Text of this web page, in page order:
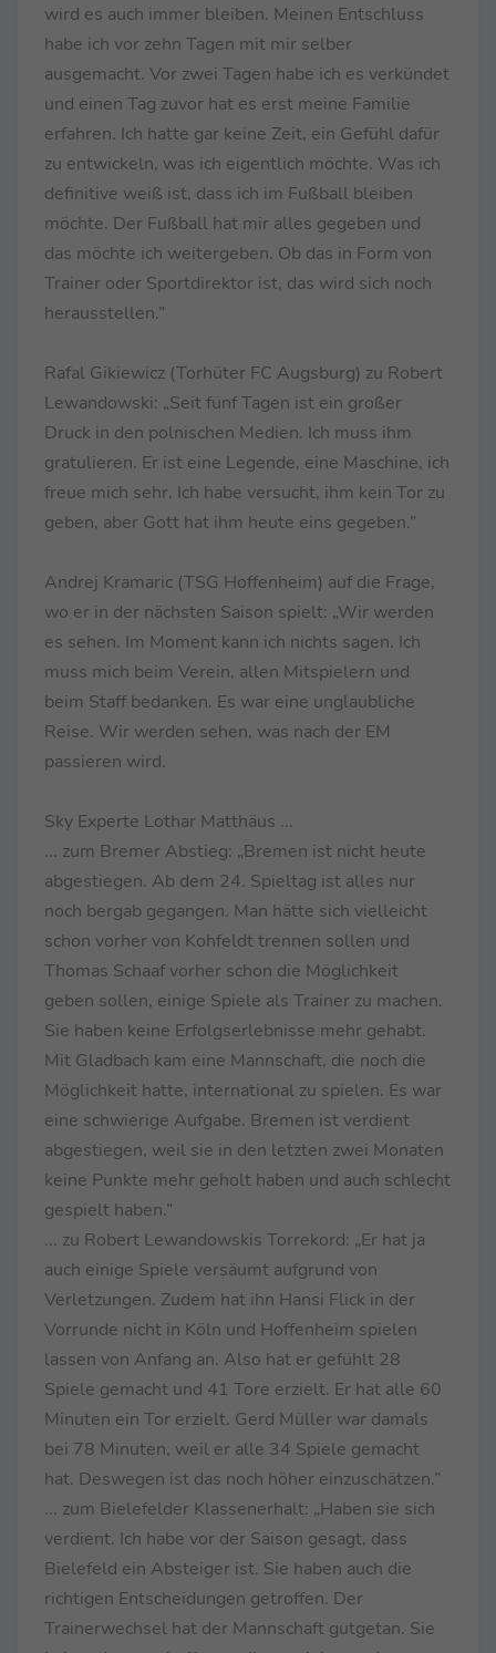
wird es auch immer bleiben. Meinen Entschluss
habe ich vor zehn Tagen mit mir selber
ausgemacht. Vor zwei Tagen habe ich es verkündet
und einen Tag zuvor hat es erst meine Familie
erfahren. Ich hatte gar keine Zeit, ein Gefühl dafür
zu entwickeln, was ich eigentlich möchte. Was ich
definitive weiß ist, dass ich im Fußball bleiben
möchte. Der Fußball hat mir alles gegeben und
das möchte ich weitergeben. Ob das in Form von
Trainer oder Sportdirektor ist, das wird sich noch
herausstellen.”
Rafal Gikiewicz (Torhüter FC Augsburg) zu Robert
Lewandowski: „Seit fünf Tagen ist ein großer
Druck in den polnischen Medien. Ich muss ihm
gratulieren. Er ist eine Legende, eine Maschine, ich
freue mich sehr. Ich habe versucht, ihm kein Tor zu
geben, aber Gott hat ihm heute eins gegeben.”
Andrej Kramaric (TSG Hoffenheim) auf die Frage,
wo er in der nächsten Saison spielt: „Wir werden
es sehen. Im Moment kann ich nichts sagen. Ich
muss mich beim Verein, allen Mitspielern und
beim Staff bedanken. Es war eine unglaubliche
Reise. Wir werden sehen, was nach der EM
passieren wird.
Sky Experte Lothar Matthäus ...
... zum Bremer Abstieg: „Bremen ist nicht heute
abgestiegen. Ab dem 24. Spieltag ist alles nur
noch bergab gegangen. Man hätte sich vielleicht
schon vorher von Kohfeldt trennen sollen und
Thomas Schaaf vorher schon die Möglichkeit
geben sollen, einige Spiele als Trainer zu machen.
Sie haben keine Erfolgserlebnisse mehr gehabt.
Mit Gladbach kam eine Mannschaft, die noch die
Möglichkeit hatte, international zu spielen. Es war
eine schwierige Aufgabe. Bremen ist verdient
abgestiegen, weil sie in den letzten zwei Monaten
keine Punkte mehr geholt haben und auch schlecht
gespielt haben.”
... zu Robert Lewandowskis Torrekord: „Er hat ja
auch einige Spiele versäumt aufgrund von
Verletzungen. Zudem hat ihn Hansi Flick in der
Vorrunde nicht in Köln und Hoffenheim spielen
lassen von Anfang an. Also hat er gefühlt 28
Spiele gemacht und 41 Tore erzielt. Er hat alle 60
Minuten ein Tor erzielt. Gerd Müller war damals
bei 78 Minuten, weil er alle 34 Spiele gemacht
hat. Deswegen ist das noch höher einzuschätzen.”
... zum Bielefelder Klassenerhalt: „Haben sie sich
verdient. Ich habe vor der Saison gesagt, dass
Bielefeld ein Absteiger ist. Sie haben auch die
richtigen Entscheidungen getroffen. Der
Trainerwechsel hat der Mannschaft gutgetan. Sie